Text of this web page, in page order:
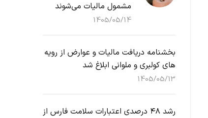
مشمول مالیات می‌شوند
1405/05/14
بخشنامه دریافت مالیات و عوارض از رویه
های کولبری و ملوانی ابلاغ شد
1405/05/13
رشد ۴۸ درصدی اعتبارات سلامت فارس از